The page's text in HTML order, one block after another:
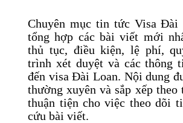
Chuyên mục tin tức Visa Đài
tổng hợp các bài viết mới
thủ tục, điều kiện, lệ phí,
trình xét duyệt và các thông
đến visa Đài Loan. Nội dung
thường xuyên và sắp xếp theo
thuận tiện cho việc theo dõi
cứu bài viết.